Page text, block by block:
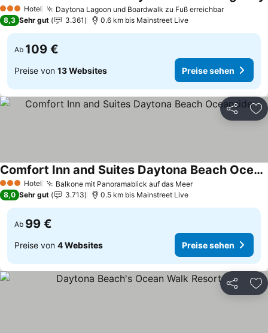
3 SterneHotel Daytona Lagoon und Boardwalk zu Fuß erreichbarPreise
8,3 Sehr gut 3.361 0.6 km bis Mainstreet Live
Ab 109 €
Preise von 13 Websites Preise sehen
Teilen
3 SterneHotel Balkone mit Panoramablick auf das MeerPreise sehen
Comfort Inn and Suites Daytona Beach Oceanside
Preise sehen
8,0 Sehr gut 3.713 0.5 km bis Mainstreet Live
Ab 99 €
Preise von 4 Websites Preise sehen
Teilen